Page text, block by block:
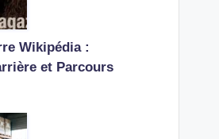
Wikipédia :
et Parcours